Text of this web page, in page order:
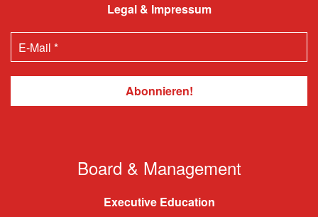
Legal & Impressum
Board & Management
Executive Education